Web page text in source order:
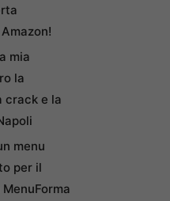
mia
la
crack e la
menu
per il